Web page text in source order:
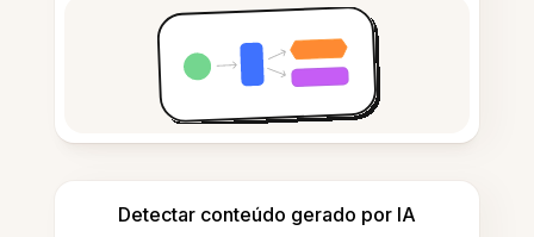
Detectar conteúdo gerado por IA